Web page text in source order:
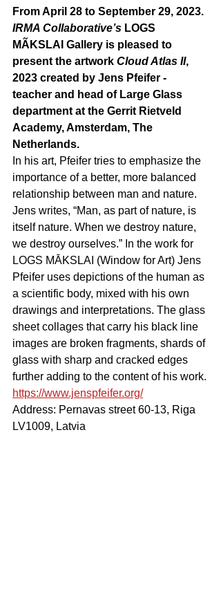
From April 28 to September 29, 2023.
IRMA Collaborative’s LOGS
MÃKSLAI Gallery is pleased to
present the artwork Cloud Atlas II,
2023 created by Jens Pfeifer -
teacher and head of Large Glass
department at the Gerrit Rietveld
Academy, Amsterdam, The
Netherlands.
In his art, Pfeifer tries to emphasize the
importance of a better, more balanced
relationship between man and nature.
Jens writes, “Man, as part of nature, is
itself nature. When we destroy nature,
we destroy ourselves.” In the work for
LOGS MĀKSLAI (Window for Art) Jens
Pfeifer uses depictions of the human as
a scientific body, mixed with his own
drawings and interpretations. The glass
sheet collages that carry his black line
images are broken fragments, shards of
glass with sharp and cracked edges
further adding to the content of his work.
https://www.jenspfeifer.org/
Address: Pernavas street 60-13, Riga
LV1009, Latvia